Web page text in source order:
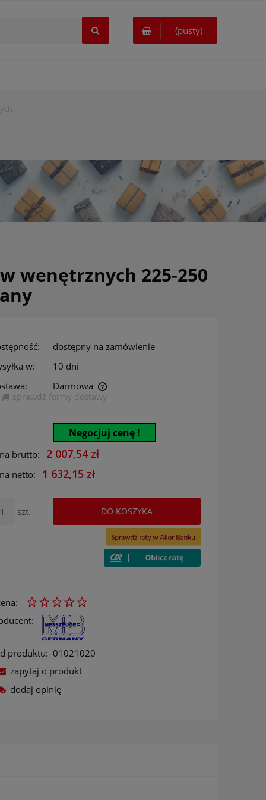
(pusty)
wenętrznych 225-250
dostępny na zamówienie
w:
10 dni
Darmowa
sprawdź formy dostawy
Negocjuj cenę !
brutto: 2 007,54 zł
netto: 1 632,15 zł
szt. DO KOSZYKA
produktu: 01021020
zapytaj o produkt
dodaj opinię